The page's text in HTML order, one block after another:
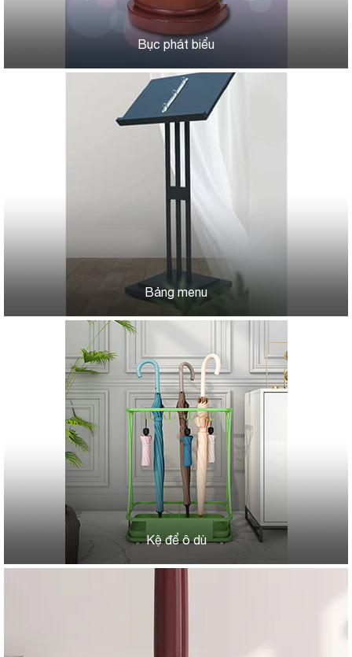
Bục phát biểu
Bảng menu
Kệ để ô dù